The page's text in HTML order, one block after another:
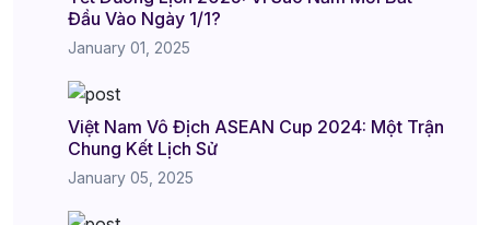
Đầu Vào Ngày 1/1?
January 01, 2025
Việt Nam Vô Địch ASEAN Cup 2024: Một Trận
Chung Kết Lịch Sử
January 05, 2025